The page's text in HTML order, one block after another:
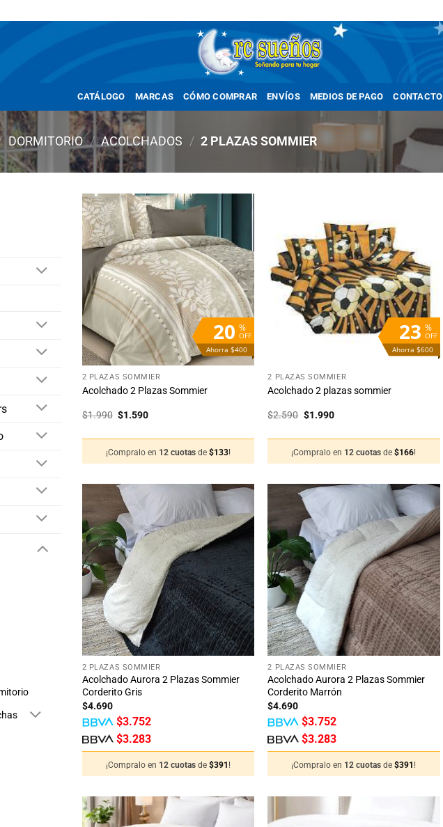
CATÁLOGO MARCAS CÓMO COMPRAR ENVÍOS MEDIOS DE PAGO CONTACTO
DORMITORIO / ACOLCHADOS / 2 PLAZAS SOMMIER
%
OFF
20
Ahorra $400
a la
lista
de
deseos
2 PLAZAS SOMMIER
Acolchado 2 Plazas Sommier
$1.990 El
$1.990.
$1.590El
$1.590.
¡Compralo en 12 cuotas de $133!
%
OFF
23
Ahorra $600
lista
de
deseos
2 PLAZAS SOMMIER
Acolchado 2 plazas sommier
$2.590 El
$2.590.
$1.990El
$1.990.
¡Compralo en 12 cuotasde$166!
Añadir
a la
+
2 PLAZAS SOMMIER
Acolchado Aurora 2 Plazas Sommier
Corderito Gris
$4.690
$3.752
$3.283
¡Compralo en 12 cuotas de $391 !
Añadir
a la
lista
de
deseos
+
2 PLAZAS SOMMIER
Acolchado Aurora 2 Plazas Sommier
Corderito Marrón
$4.690
$3.752
$3.283
¡Compralo en 12 cuotasde$391 !